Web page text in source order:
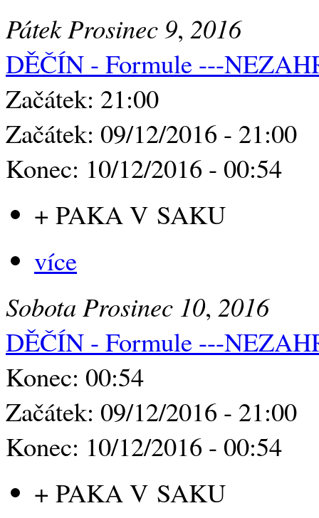
PátekProsinec9, 2016
DĚČÍN - Formule ---
Začátek: 21:00
Začátek: 09/12/2016 - 21:00
Konec: 10/12/2016 - 00:54
+ PAKA V SAKU
více
Sobota Prosinec 10, 2016
DĚČÍN - Formule ---
Konec: 00:54
Začátek: 09/12/2016 - 21:00
Konec: 10/12/2016 - 00:54
+ PAKA V SAKU